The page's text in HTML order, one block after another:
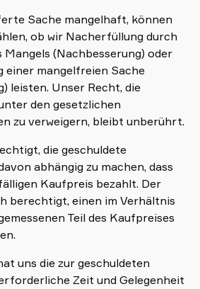
Sache mangelhaft, können
ob wir Nacherfüllung durch
Mangels (Nachbesserung) oder
einer mangelfreien Sache
leisten. Unser Recht, die
den gesetzlichen
zu verweigern, bleibt unberührt.
die geschuldete
abhängig zu machen, dass
Kaufpreis bezahlt. Der
berechtigt, einen im Verhältnis
Teil des Kaufpreises
uns die zur geschuldeten
Zeit und Gelegenheit